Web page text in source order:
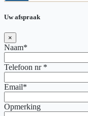
Uw afspraak
×
Naam*
Telefoon nr *
Email*
Opmerking